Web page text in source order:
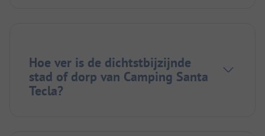
Hoe ver is de dichtstbijzijnde
stad of dorp van Camping Santa
Tecla?